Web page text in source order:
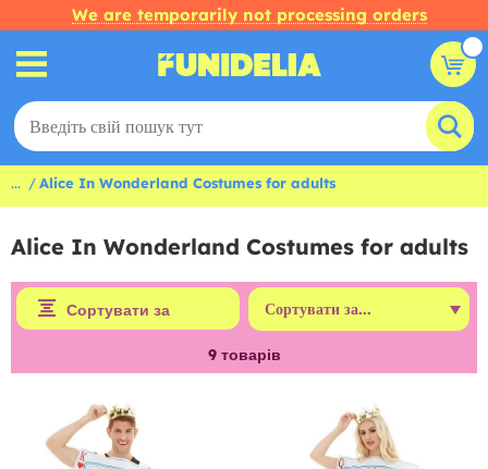
We are temporarily not processing orders
... Alice In Wonderland Costumes for adults
Alice In Wonderland Costumes for adults
Сортувати за
9товарів